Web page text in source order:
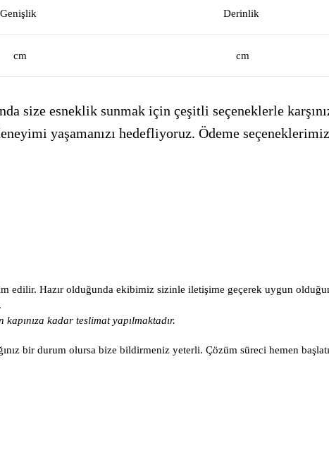
Genişlik Derinlik
cm cm
size esneklik sunmak için çeşitli seçeneklerle
yaşamanızı hedefliyoruz. Ödeme
edilir. Hazır olduğunda ekibimiz sizinle iletişime geçerek uygun
kapınıza kadar teslimat yapılmaktadır.
bir durum olursa bize bildirmeniz yeterli. Çözüm süreci hemen